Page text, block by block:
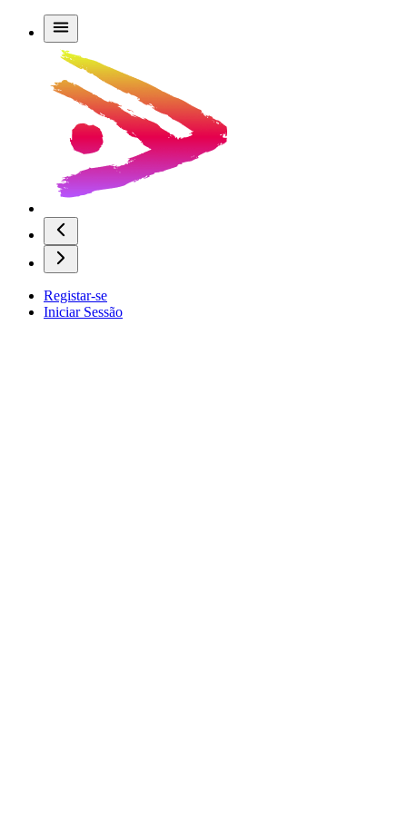
Registar-se
Iniciar Sessão